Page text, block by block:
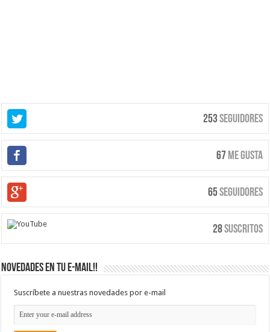
253Seguidores
67 Me Gusta
65Seguidores
28Suscritos
Novedades en tu e-mail!!
Suscríbete a nuestras novedades por e-mail